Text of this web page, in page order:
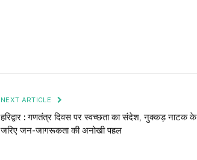
NEXT ARTICLE
हरिद्वार : गणतंत्र दिवस पर स्वच्छता का संदेश, नुक्कड़ नाटक के
जरिए जन-जागरूकता की अनोखी पहल